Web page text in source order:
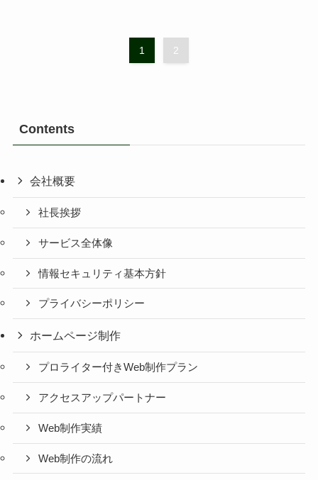
1 2
Contents
会社概要
社長挨拶
サービス全体像
情報セキュリティ基本方針
プライバシーポリシー
ホームページ制作
プロライター付きWeb制作プラン
アクセスアップパートナー
Web制作実績
Web制作の流れ